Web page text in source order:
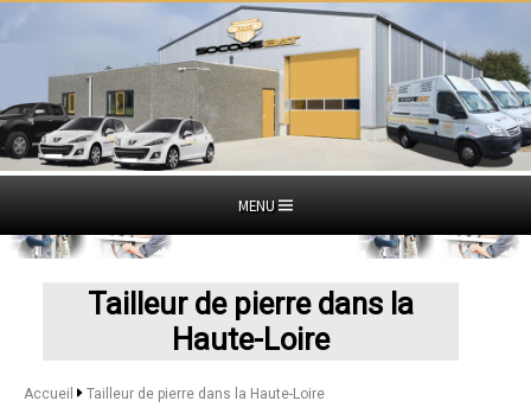
MENU
Tailleur de pierre dans la
Haute-Loire
Accueil Tailleur de pierre dans la Haute-Loire